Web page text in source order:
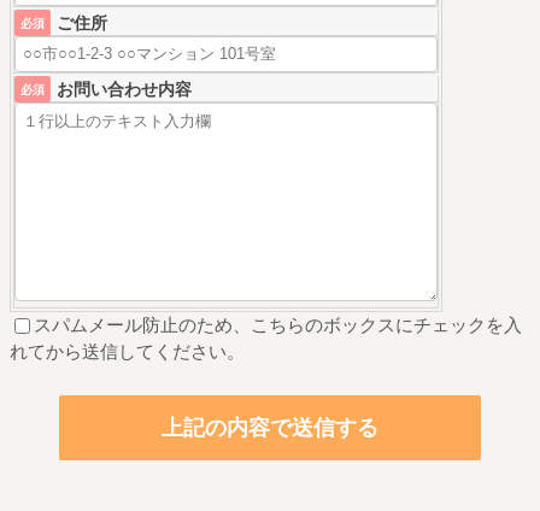
必須 ご住所
必須 お問い合わせ内容
スパムメール防止のため、こちらのボックスにチェックを入
れてから送信してください。